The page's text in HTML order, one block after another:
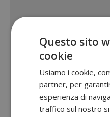
Questo sito
cookie
Usiamo i cookie,
partner, per
esperienza di
traffico sul nostro